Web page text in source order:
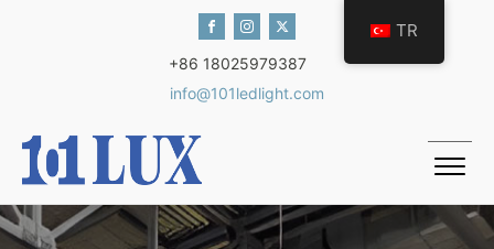
+86 18025979387
info@101ledlight.com
TR